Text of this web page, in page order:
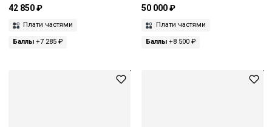
42 850 ₽
Плати частями
Баллы +7 285 ₽
50 000 ₽
Плати частями
Баллы+8 500 ₽